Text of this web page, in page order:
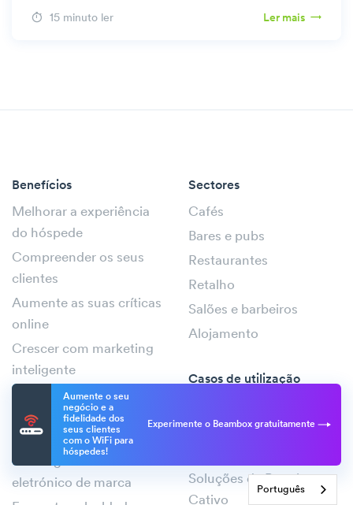
Aumente o seu
negócio e a
fidelidade dos
seus clientes
com o WiFi para
hóspedes!
Experimente o Beambox gratuitamente
15 minuto ler Ler mais
Benefícios
Melhorar a experiência
do hóspede
Compreender os seus
clientes
Aumente as suas críticas
online
Crescer com marketing
inteligente
Aumentar a retenção
com códigos QR
Dê forma à sua
estratégia de correio
eletrónico de marca
Sectores
Cafés
Bares e pubs
Restaurantes
Retalho
Salões e barbeiros
Alojamento
Casos de utilização
WiFi para hóspedes
Soluções de Portal
Cativo
Português